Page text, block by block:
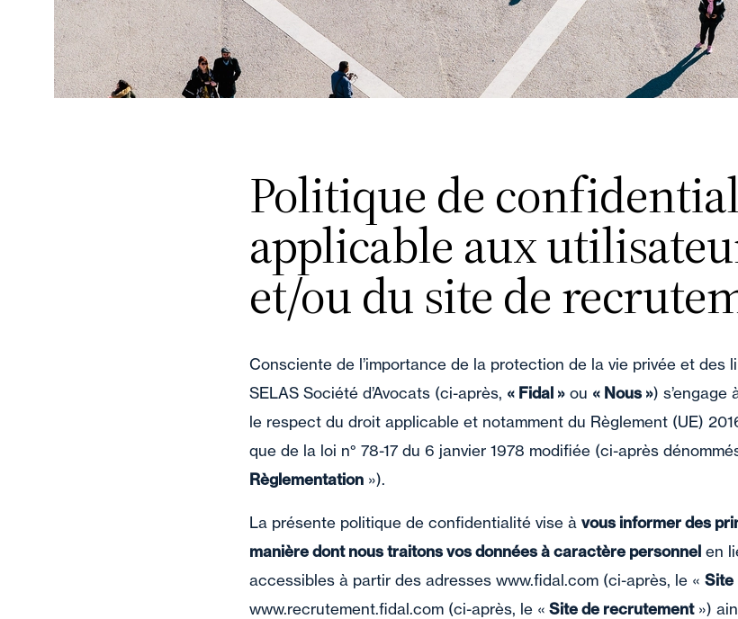
Politique de
applicable aux
et/ou du site de
Consciente de l’importance de la protection de la vie privée et des
SELAS Société d’Avocats (ci-après, « Fidal » ou « Nous »)
le respect du droit applicable et notamment du Règlement (UE)
que de la loi n° 78-17 du 6 janvier 1978 modifiée (ci-après
Règlementation »).
La présente politique de confidentialité vise à vous informer des
manière dont nous traitons vos données à caractère personnel en
accessibles à partir des adresses www.fidal.com (ci-après, le « Site
www.recrutement.fidal.com (ci-après, le « Site de recrutement»)